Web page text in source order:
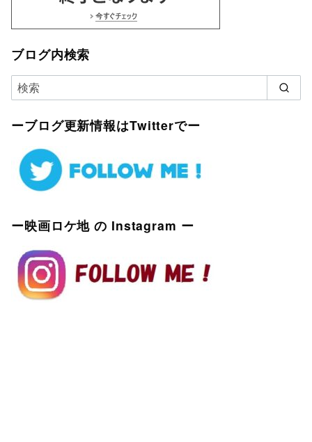
ブログ内検索
ーブログ更新情報はTwitterでー
ー映画ロケ地 の Instagram ー